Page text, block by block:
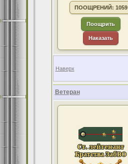
ПООЩРЕНИЙ: 1059
Поощрить
Наказать
Наверх
Ветеран